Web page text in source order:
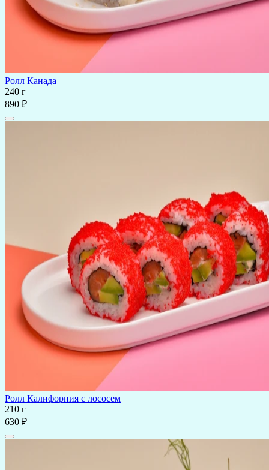
Ролл Канада
240 г
890 ₽
Ролл Калифорния с лососем
210 г
630 ₽